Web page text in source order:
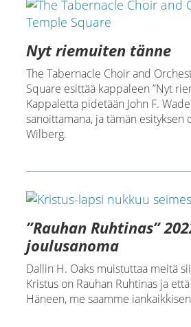
Nyt riemuiten tänne
The Tabernacle Choir and
Square esittää kappaleen ”Nyt
Kappaletta pidetään John F.
sanoittamana, ja tämän esityksen
Wilberg.
”Rauhan Ruhtinas”
joulusanoma
Dallin H. Oaks muistuttaa meitä
Kristus on Rauhan Ruhtinas ja
Häneen, me saamme